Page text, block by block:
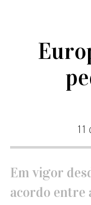
11
Em vigor
acordo entre